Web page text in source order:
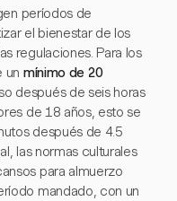
períodos de
el bienestar de los
regulaciones. Para los
un mínimo de 20
después de seis horas
de 18 años, esto se
después de 4.5
las normas culturales
para almuerzo
mandado, con un